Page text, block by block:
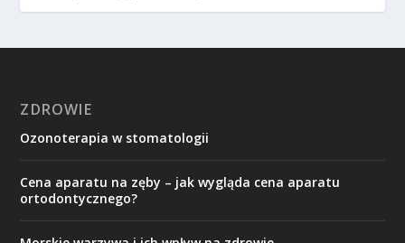
ZDROWIE
Ozonoterapia w stomatologii
Cena aparatu na zęby – jak wygląda cena aparatu
ortodontycznego?